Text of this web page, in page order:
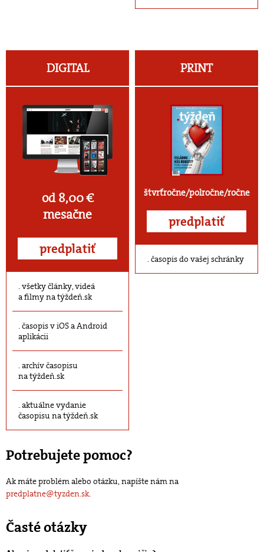
DIGITAL
od 8,00 €
mesačne
predplatiť
všetky články, videá
a filmy na týždeň.sk
časopis v iOS a Android
aplikácii
archív časopisu
na týždeň.sk
aktuálne vydanie
časopisu na týždeň.sk
PRINT
štvrťročne/polročne/ročne
predplatiť
časopis do vašej schránky
Potrebujete pomoc?
Ak máte problém alebo otázku, napíšte nám na
predplatne@tyzden.sk.
Časté otázky